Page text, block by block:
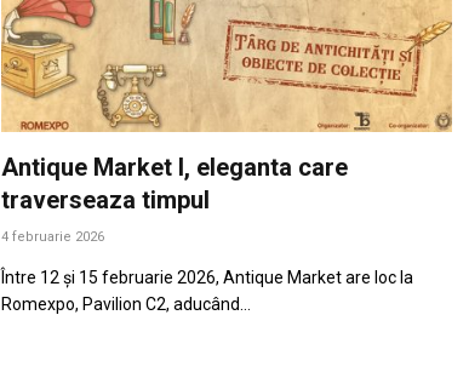
Antique Market I, eleganta care
traverseaza timpul
4 februarie 2026
Între 12 și 15 februarie 2026, Antique Market are loc la
Romexpo, Pavilion C2, aducând…